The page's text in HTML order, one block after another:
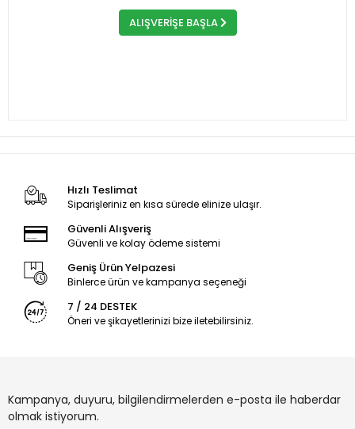
ALIŞVERİŞE BAŞLA
Hızlı Teslimat
Siparişleriniz en kısa sürede elinize ulaşır.
Güvenli Alışveriş
Güvenli ve kolay ödeme sistemi
Geniş Ürün Yelpazesi
Binlerce ürün ve kampanya seçeneği
7 / 24 DESTEK
Öneri ve şikayetlerinizi bize iletebilirsiniz.
Kampanya, duyuru, bilgilendirmelerden e-posta ile haberdar
olmak istiyorum.